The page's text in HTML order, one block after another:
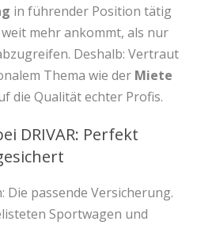
in führender Position tätig
mehr ankommt, als nur
Deshalb: Vertraut
Thema wie der Miete
die Qualität echter Profis.
DRIVAR: Perfekt
Die passende Versicherung.
Sportwagen und